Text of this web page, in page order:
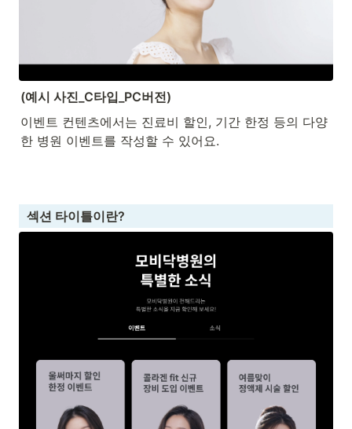
(예시 사진_C타입_PC버전)
이벤트 컨텐츠에서는 진료비 할인, 기간 한정 등의 다양
한 병원 이벤트를 작성할 수 있어요.
  섹션 타이틀이란?